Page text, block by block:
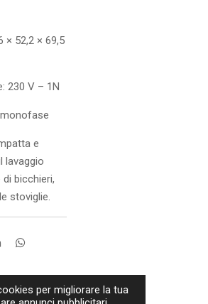
per migliorare la tua
× 52,2 × 69,5
230 V – 1N
e
lavaggio
bicchieri,
stoviglie.
C
i
v